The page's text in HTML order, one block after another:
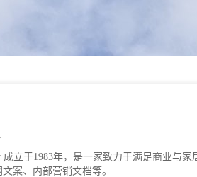
成立于1983年，是一家致力于满足商业
案、内部营销文档等。